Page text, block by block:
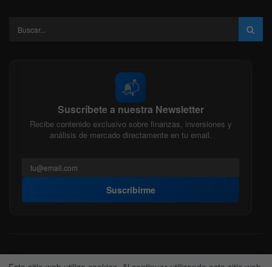
📬
Suscríbete a nuestra Newsletter
Recibe contenido exclusivo sobre finanzas, inversiones y
análisis de mercado directamente en tu email.
Suscribirme
Acerca de nosotros Politica Editorial Nuestro Equipo